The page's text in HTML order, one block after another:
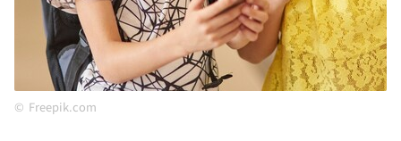
Freepik.com